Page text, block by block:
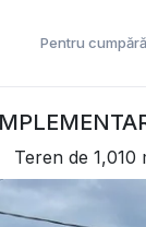
Pentru
Teren de 1,010